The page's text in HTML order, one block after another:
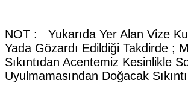
NOT : Yukarıda Yer Alan Vize
Yada Gözardı Edildiği Takdirde ;
Sıkıntıdan Acentemiz Kesinlikle
Uyulmamasından Doğacak